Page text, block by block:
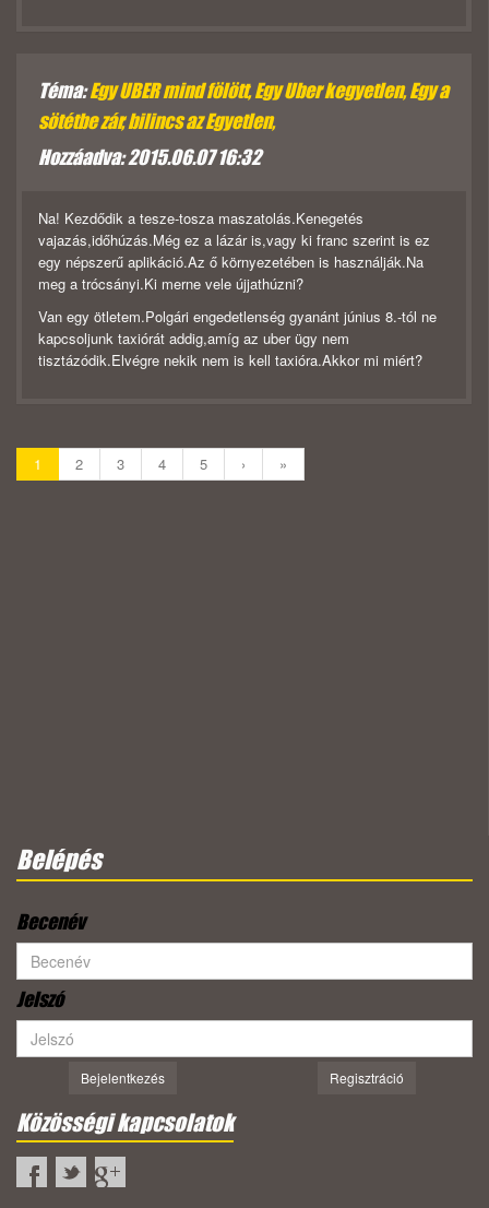
Téma:Egy UBER mind fölött, Egy Uber kegyetlen, Egy a
sötétbe zár, bilincs az Egyetlen,
Hozzáadva: 2015.06.07 16:32
Na! Kezdődik a tesze-tosza maszatolás.Kenegetés
vajazás,időhúzás.Még ez a lázár is,vagy ki franc szerint is ez
egy népszerű aplikáció.Az ő környezetében is használják.Na
meg a trócsányi.Ki merne vele újjathúzni?
Van egy ötletem.Polgári engedetlenség gyanánt június 8.-tól ne
kapcsoljunk taxiórát addig,amíg az uber ügy nem
tisztázódik.Elvégre nekik nem is kell taxióra.Akkor mi miért?
1 2 3 4 5 › »
Belépés
Becenév
Jelszó
Bejelentkezés Regisztráció
Közösségi kapcsolatok